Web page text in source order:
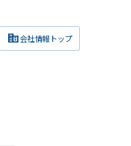
corporate_fare会社情報トップ